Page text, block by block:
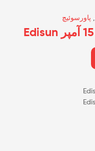
پاورسوئیچ